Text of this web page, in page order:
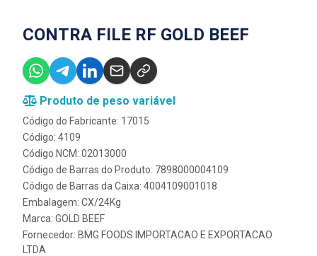
CONTRA FILE RF GOLD BEEF
Produto de peso variável
Código do Fabricante: 17015
Código: 4109
Código NCM: 02013000
Código de Barras do Produto: 7898000004109
Código de Barras da Caixa: 4004109001018
Embalagem: CX/24Kg
Marca: GOLD BEEF
Fornecedor: BMG FOODS IMPORTACAO E EXPORTACAO
LTDA